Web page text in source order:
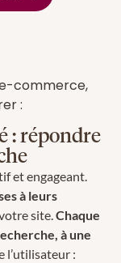
commerce,
:
: répondre
et engageant.
à leurs
site.Chaque
à une
l’utilisateur :